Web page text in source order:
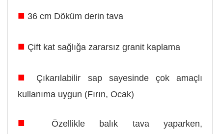
■ 36 cm Döküm derin tava
■ Çift kat sağlığa zararsız granit kaplama
■
Çıkarılabilir sap sayesinde çok amaçlı
kullanıma uygun (Fırın, Ocak)
■
Özellikle balık tava yaparken,